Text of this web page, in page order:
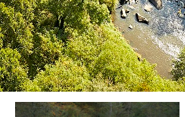
Amont de la filature